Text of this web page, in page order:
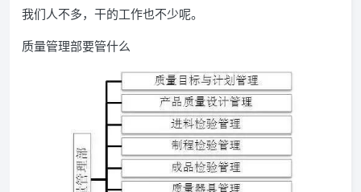
我们人不多，干的工作也不少呢。
质量管理部要管什么